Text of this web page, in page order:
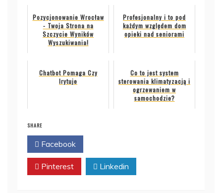
Pozycjonowanie Wrocław
- Twoja Strona na
Szczycie Wyników
Wyszukiwania!
Profesjonalny i to pod
każdym względem dom
opieki nad seniorami
Chatbot Pomaga Czy
Irytuje
Co to jest system
sterowania klimatyzacją i
ogrzewaniem w
samochodzie?
SHARE
Facebook
Pinterest Linkedin